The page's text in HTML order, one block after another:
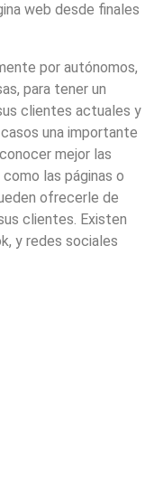
web desde finales
por autónomos,
para tener un
clientes actuales y
una importante
mejor las
las páginas o
ofrecerle de
clientes. Existen
y redes sociales